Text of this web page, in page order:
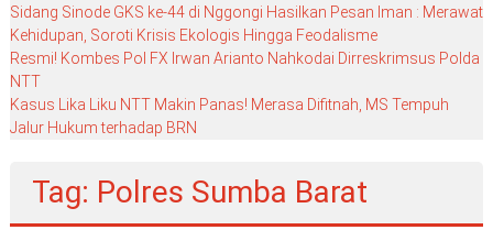
Sidang Sinode GKS ke-44 di Nggongi Hasilkan Pesan Iman : Merawat
Kehidupan, Soroti Krisis Ekologis Hingga Feodalisme
Resmi! Kombes Pol FX Irwan Arianto Nahkodai Dirreskrimsus Polda
NTT
Kasus Lika Liku NTT Makin Panas! Merasa Difitnah, MS Tempuh
Jalur Hukum terhadap BRN
Tag: Polres Sumba Barat